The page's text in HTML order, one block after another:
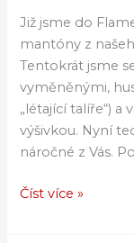
Již jsme do
mantóny z
Tentokrát jsme
vyměněnými,
„létající talíře“)
výšivkou. Nyní
náročné z Vás.
Číst více »